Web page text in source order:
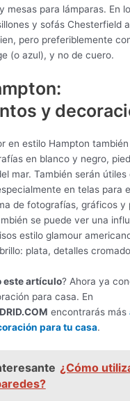
mesas para lámparas. En
y sofás Chesterfield
pero preferiblemente
(o azul), y no de cuero.
y
en estilo Hampton
en blanco y negro,
mar. También serán útiles
en telas para
de fotografías, gráficos y
se puede ver una
estilo glamour
plata, detalles
este artículo? Ahora ya
para casa. En
encontrarás más
para tu casa.
¿Cómo